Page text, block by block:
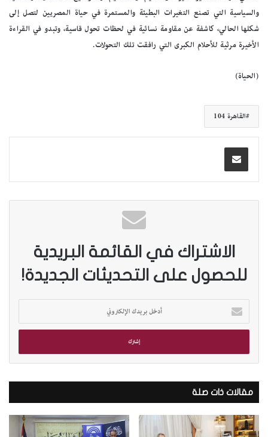
والسياسية التي تصنع التغيرات البطيئة والمستمرة في حياة المصريين لتصل إلى
شكلها الحالي، كاشفة عن مقاومة نسائية في لحظات تحول قاسية، وتبدو في القراءة
الأخيرة مرثية للأحلام الكبرى التي رافقت تلك التحولات.
(الحياة)
القاهرة 104
الاشتراك في القائمة البريدية
للحصول على التحديثات الجديدة!
خ
ب
ي
د
ك
ا
ل
مقالات ذات صلة